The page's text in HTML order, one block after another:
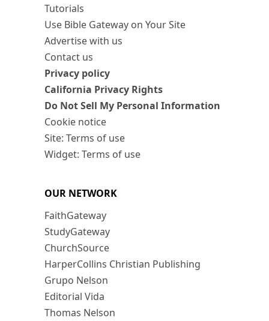
Tutorials
Use Bible Gateway on Your Site
Advertise with us
Contact us
Privacy policy
California Privacy Rights
Do Not Sell My Personal Information
Cookie notice
Site: Terms of use
Widget: Terms of use
OUR NETWORK
FaithGateway
StudyGateway
ChurchSource
HarperCollins Christian Publishing
Grupo Nelson
Editorial Vida
Thomas Nelson